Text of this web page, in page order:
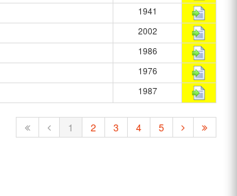
1941
2002
1986
1976
1987
1 2 3 4 5